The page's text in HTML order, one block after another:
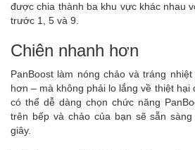
được chia thành ba khu vực khác nhau
trước 1, 5 và 9.
Chiên nhanh hơn
PanBoost làm nóng chảo và tráng
hơn – mà không phải lo lắng về thiệt hại
có thể dễ dàng chọn chức năng
trên bếp và chảo của bạn sẽ sẵn
giây.